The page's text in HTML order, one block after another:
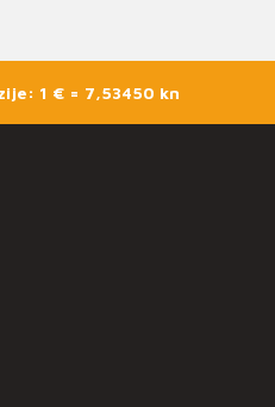
1 € = 7,53450 kn